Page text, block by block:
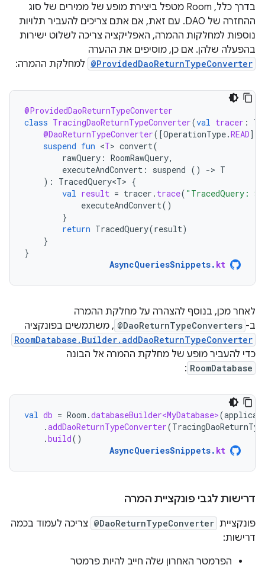
בדרך כלל, Room מטפל ביצירת מופע של ממירים של סוג
ההחזרה של DAO. עם זאת, אם אתם צריכים להעביר תלויות
נוספות למחלקות ההמרה, האפליקציה צריכה לשלוט ישירות
בהפעלה שלהן. אם כן, מוסיפים את ההערה
@ProvidedDaoReturnTypeConverter למחלקת ההמרה:
@ProvidedDaoReturnTypeConverter
class TracingDaoReturnTypeConverter(val tracer :
@DaoReturnTypeConverter( [OperationType.READ]
suspend fun <T> convert(
rawQuery : RoomRawQuery,
executeAndConvert : suspend () -> T
):
TracedQuery<T> {
val result = tracer . trace( "TracedQuery: ${
executeAndConvert()
}
return TracedQuery(result)
}
}
AsyncQueriesSnippets. kt
לאחר מכן, בנוסף להצהרה על מחלקת ההמרה
ב- @DaoReturnTypeConverters , משתמשים בפונקציה
RoomDatabase.Builder.addDaoReturnTypeConverter
כדי להעביר מופע של מחלקת ההמרה אל הבונה
RoomDatabase
:
val db = Room .databaseBuilder<MyDatabase>(
.addDaoReturnTypeConverter(
.build()
AsyncQueriesSnippets. kt
דרישות לגבי פונקציית המרה
פונקציית @DaoReturnTypeConverter צריכה לעמוד בכמה
דרישות:
הפרמטר האחרון שלה חייב להיות פרמטר